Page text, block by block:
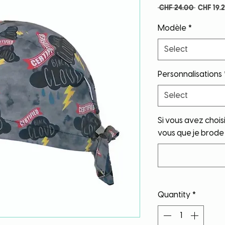
CHF 24.00 CHF
Modèle *
Select
Personnalisations
Select
Si vous avez
vous que je
Quantity *